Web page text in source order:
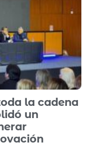
la cadena
un